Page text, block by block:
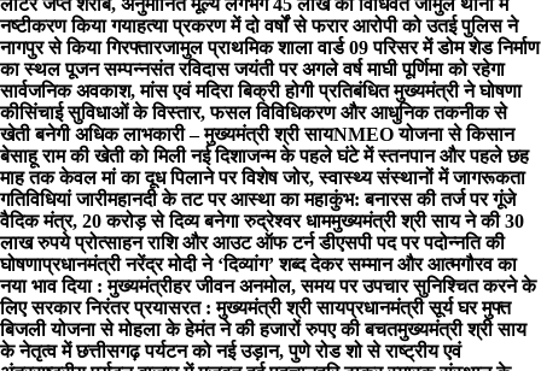
लीटर जप्त शराब, अनुमानित मूल्य लगभग 45 लाख का विधिवत जामुल थाना में
नष्टीकरण किया गयाहत्या प्रकरण में दो वर्षों से फरार आरोपी को उतई पुलिस ने
नागपुर से किया गिरफ्तारजामुल प्राथमिक शाला वार्ड 09 परिसर में डोम शेड निर्माण
का स्थल पूजन सम्पन्नसंत रविदास जयंती पर अगले वर्ष माघी पूर्णिमा को रहेगा
सार्वजनिक अवकाश, मांस एवं मदिरा बिक्री होगी प्रतिबंधित मुख्यमंत्री ने घोषणा
कीसिंचाई सुविधाओं के विस्तार, फसल विविधिकरण और आधुनिक तकनीक से
खेती बनेगी अधिक लाभकारी – मुख्यमंत्री श्री सायNMEO योजना से किसान
बेसाहू राम की खेती को मिली नई दिशाजन्म के पहले घंटे में स्तनपान और पहले छह
माह तक केवल मां का दूध पिलाने पर विशेष जोर, स्वास्थ्य संस्थानों में जागरूकता
गतिविधियां जारीमहानदी के तट पर आस्था का महाकुंभ: बनारस की तर्ज पर गूंजे
वैदिक मंत्र, 20 करोड़ से दिव्य बनेगा रुद्रेश्वर धाममुख्यमंत्री श्री साय ने की 30
लाख रुपये प्रोत्साहन राशि और आउट ऑफ टर्न डीएसपी पद पर पदोन्नति की
घोषणाप्रधानमंत्री नरेंद्र मोदी ने ‘दिव्यांग’ शब्द देकर सम्मान और आत्मगौरव का
नया भाव दिया : मुख्यमंत्रीहर जीवन अनमोल, समय पर उपचार सुनिश्चित करने के
लिए सरकार निरंतर प्रयासरत : मुख्यमंत्री श्री सायप्रधानमंत्री सूर्य घर मुफ्त
बिजली योजना से मोहला के हेमंत ने की हजारों रुपए की बचतमुख्यमंत्री श्री साय
के नेतृत्व में छत्तीसगढ़ पर्यटन को नई उड़ान, पुणे रोड शो से राष्ट्रीय एवं